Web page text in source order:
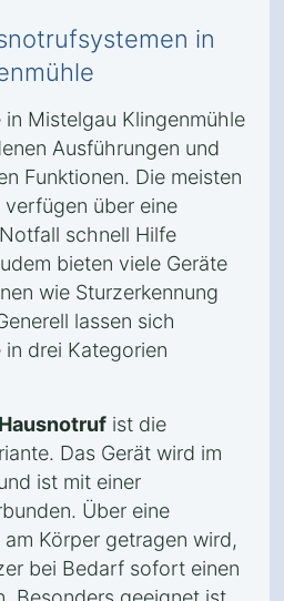
in
Mistelgau Klingenmühle
Ausführungen und
Funktionen. Die meisten
über eine
schnell Hilfe
bieten viele Geräte
wie Sturzerkennung
lassen sich
drei Kategorien
ist die
Das Gerät wird im
ist mit einer
Über eine
Körper getragen wird,
bei Bedarf sofort einen